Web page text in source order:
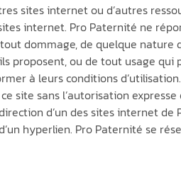
sites internet ou d’autres
internet. Pro Paternité ne
dommage, de quelque nature
proposent, ou de tout usage
à leurs conditions
site sans l’autorisation
d’un des sites internet de
hyperlien. Pro Paternité se